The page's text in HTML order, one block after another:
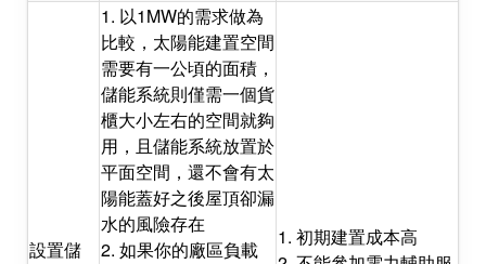
設置儲
1. 以1MW的需求做為
比較，太陽能建置空間
需要有一公頃的面積，
儲能系統則僅需一個貨
櫃大小左右的空間就夠
用，且儲能系統放置於
平面空間，還不會有太
陽能蓋好之後屋頂卻漏
水的風險存在
2. 如果你的廠區負載
1. 初期建置成本高